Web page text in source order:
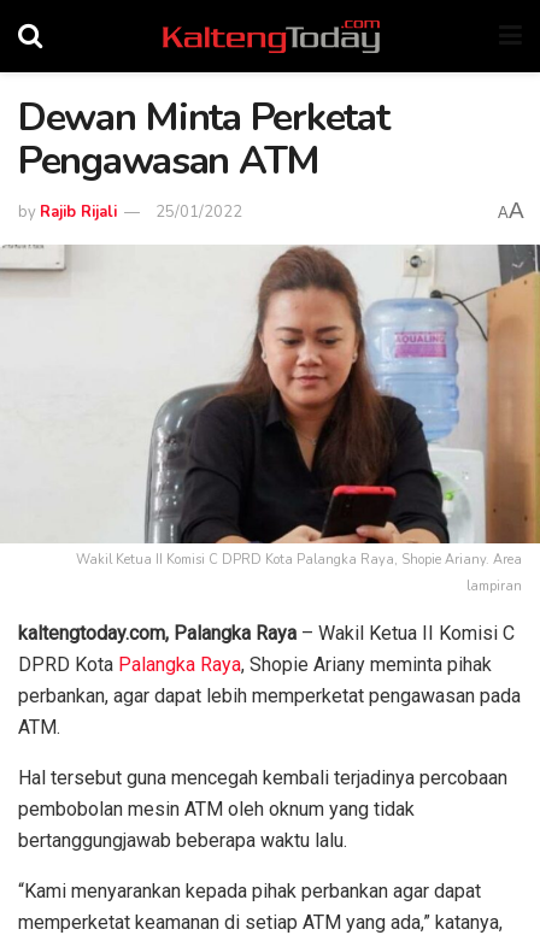
Dewan Minta Perketat
Pengawasan ATM
by Rajib Rijali 25/01/2022 AA
Wakil Ketua II Komisi C DPRD Kota Palangka Raya, Shopie Ariany. Area
lampiran
kaltengtoday.com, Palangka Raya – Wakil Ketua II Komisi C
DPRD Kota Palangka Raya, Shopie Ariany meminta pihak
perbankan, agar dapat lebih memperketat pengawasan pada
ATM.
Hal tersebut guna mencegah kembali terjadinya percobaan
pembobolan mesin ATM oleh oknum yang tidak
bertanggungjawab beberapa waktu lalu.
“Kami menyarankan kepada pihak perbankan agar dapat
memperketat keamanan di setiap ATM yang ada,” katanya,